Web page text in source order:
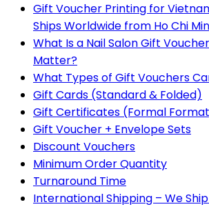
Gift Voucher Printing for
Ships Worldwide from Ho Chi
What Is a Nail Salon Gift
Matter?
What Types of Gift Vouchers
Gift Cards (Standard & Folded)
Gift Certificates (Formal
Gift Voucher + Envelope Sets
Discount Vouchers
Minimum Order Quantity
Turnaround Time
International Shipping – We